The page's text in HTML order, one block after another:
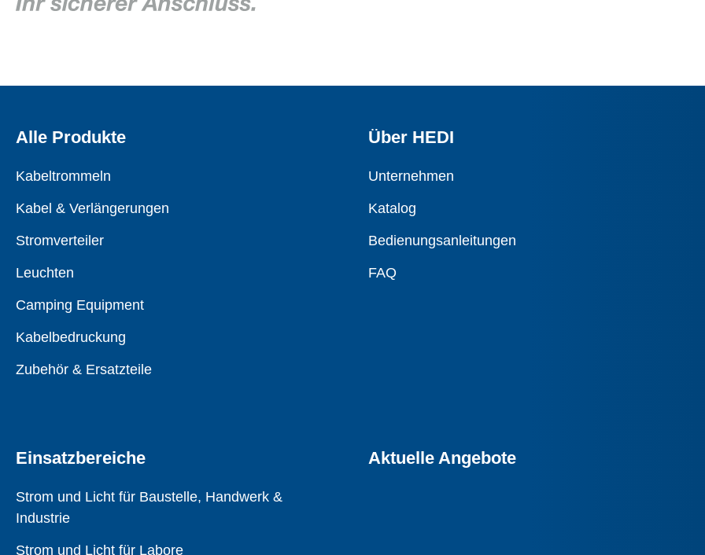
Alle Produkte
Kabeltrommeln
Kabel & Verlängerungen
Stromverteiler
Leuchten
Camping Equipment
Kabelbedruckung
Zubehör & Ersatzteile
Über HEDI
Unternehmen
Katalog
Bedienungsanleitungen
FAQ
Einsatzbereiche
Strom und Licht für Baustelle, Handwerk &
Industrie
Strom und Licht für Labore
Aktuelle Angebote